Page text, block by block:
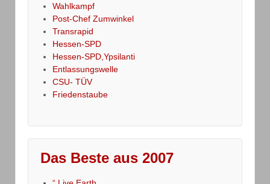
Wahlkampf
Post-Chef Zumwinkel
Transrapid
Hessen-SPD
Hessen-SPD,Ypsilanti
Entlassungswelle
CSU- TÜV
Friedenstaube
Das Beste aus 2007